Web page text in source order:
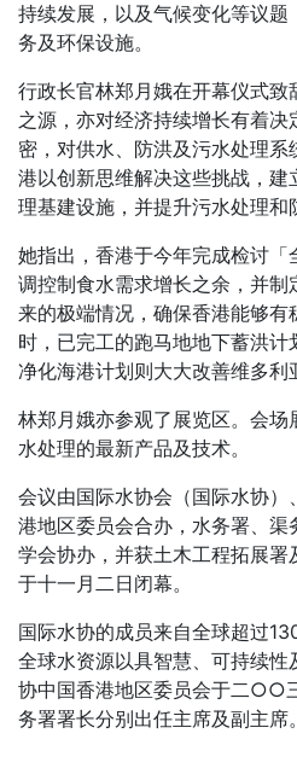
持续发展，以及气候变化等议
务及环保设施。
行政长官林郑月娥在开幕仪式
之源，亦对经济持续增长有着
密，对供水、防洪及污水处理
港以创新思维解决这些挑战，
理基建设施，并提升污水处理和
她指出，香港于今年完成检讨
调控制食水需求增长之余，并
来的极端情况，确保香港能够
时，已完工的跑马地地下蓄洪
净化海港计划则大大改善维多利
林郑月娥亦参观了展览区。会
水处理的最新产品及技术。
会议由国际水协会（国际水协
港地区委员会合办，水务署、
学会协办，并获土木工程拓展
于十一月二日闭幕。
国际水协的成员来自全球超过
全球水资源以具智慧、可持续
协中国香港地区委员会于二○○
务署署长分别出任主席及副主席。